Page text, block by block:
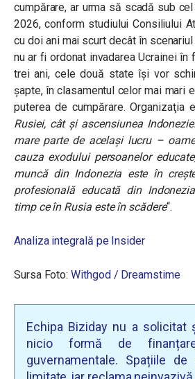
cumpărare, ar urma să scadă sub
2026, conform studiului Consiliului
cu doi ani mai scurt decât în
nu ar fi ordonat invadarea Ucrainei
trei ani, cele două state își vor
șapte, în clasamentul celor mai mari
puterea de cumpărare. Organizaţia
Rusiei, cât și ascensiunea
mare parte de același lucru –
cauza exodului persoanelor
muncă din Indonezia este în
profesională educată din
timp ce în Rusia este în scădere“.
Analiza integrală pe Insider
Sursa Foto:Withgod / Dreamstime
Echipa Biziday nu a solicitat
nicio formă de
guvernamentale. Spațiile